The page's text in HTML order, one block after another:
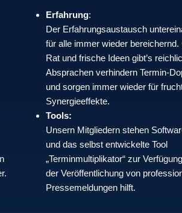
Erfahrung:
Der Erfahrungsaustausch
für alle immer wieder bereichernd.
Rat und frische Ideen gibt’s
Absprachen verhindern Termin-
und sorgen immer wieder für
Synergieeffekte.
Tools:
Unsern Mitgliedern stehen
und das selbst entwickelte Tool
„Terminmultiplikator“ zur
der Veröffentlichung von
Pressemeldungen hilft.